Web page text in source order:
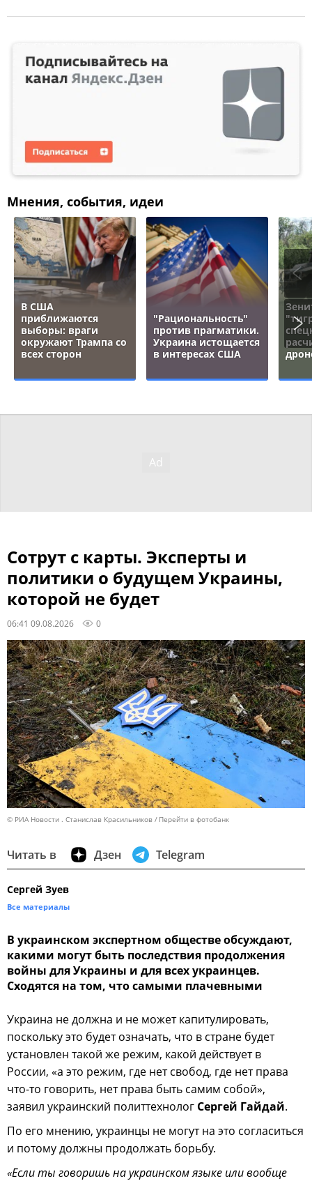
Мнения, события, идеи
В США
приближаются
выборы: враги
окружают Трампа со
всех сторон
"Рациональность"
против прагматики.
Украина истощается
в интересах США
Сотрут с карты. Эксперты и
политики о будущем Украины,
которой не будет
06:41 09.08.2026 0
© РИА Новости . Станислав Красильников Перейти в фотобанк
Читать в Дзен Telegram
Сергей Зуев
Все материалы
В украинском экспертном обществе обсуждают,
какими могут быть последствия продолжения
войны для Украины и для всех украинцев.
Сходятся на том, что самыми плачевными
Украина не должна и не может капитулировать,
поскольку это будет означать, что в стране будет
установлен такой же режим, какой действует в
России, «а это режим, где нет свобод, где нет права
что-то говорить, нет права быть самим собой»,
заявил украинский политтехнолог Сергей Гайдай.
По его мнению, украинцы не могут на это согласиться
и потому должны продолжать борьбу.
«Если ты говоришь на украинском языке или вообще